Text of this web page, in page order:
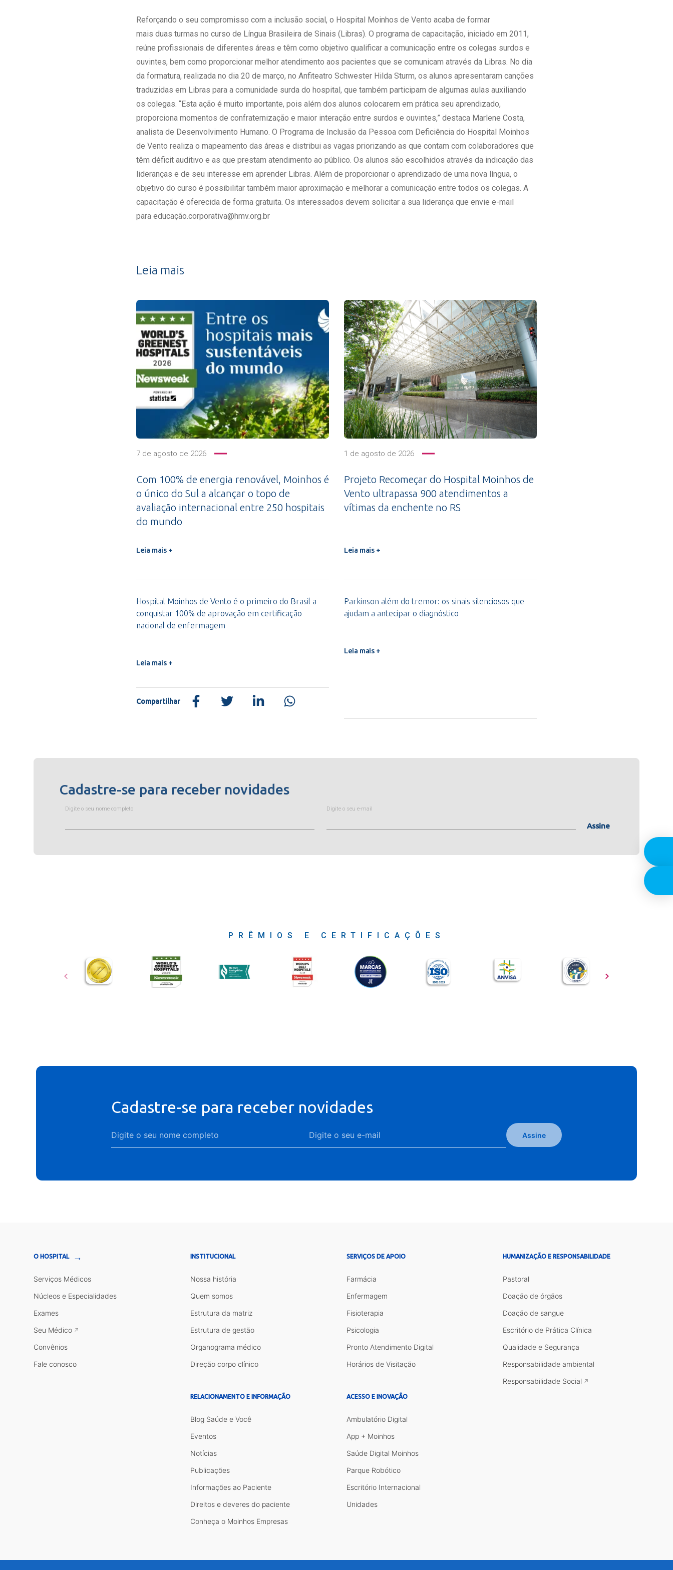
Estrutura de Gestão
Exames - Portal Médico
Farmácia
Fisioterapia
Responsabilidade Ambiental
Responsabilidade Social
Serviço Social
Saúde Digital Moinhos
Tele Interconsultas
Cabine Telemedicina
Gestão do Cuidado
Reforçando o seu compromisso com a inclusão social, o Hospital Moinhos de Vento acaba de formar
mais duas turmas no curso de Língua Brasileira de Sinais (Libras). O programa de capacitação, iniciado em 2011,
reúne profissionais de diferentes áreas e têm como objetivo qualificar a comunicação entre os colegas surdos e
ouvintes, bem como proporcionar melhor atendimento aos pacientes que se comunicam através da Libras. No dia
da formatura, realizada no dia 20 de março, no Anfiteatro Schwester Hilda Sturm, os alunos apresentaram canções
traduzidas em Libras para a comunidade surda do hospital, que também participam de algumas aulas auxiliando
os colegas. “Esta ação é muito importante, pois além dos alunos colocarem em prática seu aprendizado,
proporciona momentos de confraternização e maior interação entre surdos e ouvintes,” destaca Marlene Costa,
analista de Desenvolvimento Humano. O Programa de Inclusão da Pessoa com Deficiência do Hospital Moinhos
de Vento realiza o mapeamento das áreas e distribui as vagas priorizando as que contam com colaboradores que
têm déficit auditivo e as que prestam atendimento ao público. Os alunos são escolhidos através da indicação das
lideranças e de seu interesse em aprender Libras. Além de proporcionar o aprendizado de uma nova língua, o
objetivo do curso é possibilitar também maior aproximação e melhorar a comunicação entre todos os colegas. A
capacitação é oferecida de forma gratuita. Os interessados devem solicitar a sua liderança que envie e-mail
para educação.corporativa@hmv.org.br
Leia mais
7 de agosto de 2026
Com 100% de energia renovável, Moinhos é
o único do Sul a alcançar o topo de
avaliação internacional entre 250 hospitais
do mundo
Leia mais +
1 de agosto de 2026
Projeto Recomeçar do Hospital Moinhos de
Vento ultrapassa 900 atendimentos a
vítimas da enchente no RS
Leia mais +
Hospital Moinhos de Vento é o primeiro do Brasil a
conquistar 100% de aprovação em certificação
nacional de enfermagem
Leia mais +
Parkinson além do tremor: os sinais silenciosos que
ajudam a antecipar o diagnóstico
Leia mais +
Compartilhar
Cadastre-se para receber novidades
Digite o seu nome completo Digite o seu e-mail
Assine
PRÊMIOS E CERTIFICAÇÕES
Cadastre-se para receber novidades
Assine
O HOSPITAL →
Serviços Médicos
Núcleos e Especialidades
Exames
Seu Médico
Convênios
Fale conosco
INSTITUCIONAL
Nossa história
Quem somos
Estrutura da matriz
Estrutura de gestão
Organograma médico
Direção corpo clínico
RELACIONAMENTO E INFORMAÇÃO
Blog Saúde e Você
Eventos
Notícias
Publicações
Informações ao Paciente
Direitos e deveres do paciente
Conheça o Moinhos Empresas
SERVIÇOS DE APOIO
Farmácia
Enfermagem
Fisioterapia
Psicologia
Pronto Atendimento Digital
Horários de Visitação
ACESSO E INOVAÇÃO
Ambulatório Digital
App + Moinhos
Saúde Digital Moinhos
Parque Robótico
Escritório Internacional
Unidades
HUMANIZAÇÃO E RESPONSABILIDADE
Pastoral
Doação de órgãos
Doação de sangue
Escritório de Prática Clínica
Qualidade e Segurança
Responsabilidade ambiental
Responsabilidade Social